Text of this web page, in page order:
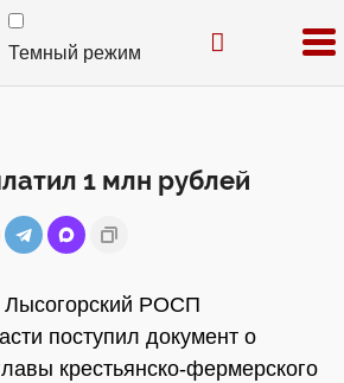
Темный режим
1 млн рублей
Лысогорский РОСП
поступил документ о
крестьянско-фермерского